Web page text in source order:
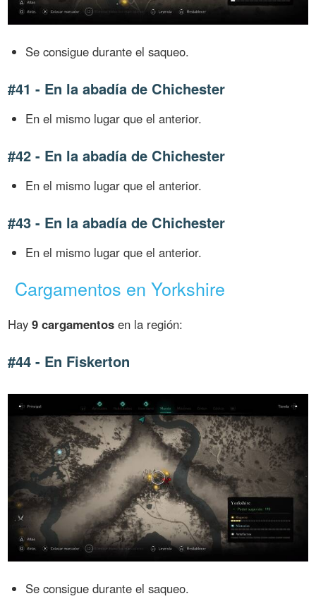
Se consigue durante el saqueo.
#41 - En la abadía de Chichester
En el mismo lugar que el anterior.
#42 - En la abadía de Chichester
En el mismo lugar que el anterior.
#43 - En la abadía de Chichester
En el mismo lugar que el anterior.
Cargamentos en Yorkshire
Hay9 cargamentos en la región:
#44 - En Fiskerton
Se consigue durante el saqueo.